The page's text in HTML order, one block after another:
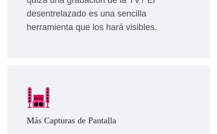
desentrelazado es una sencilla
herramienta que los hará visibles.
Más Capturas de Pantalla